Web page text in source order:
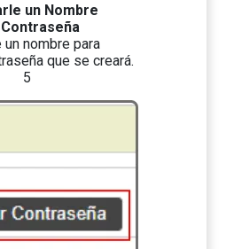
un Nombre
Contraseña
un nombre para
que se creará.
5